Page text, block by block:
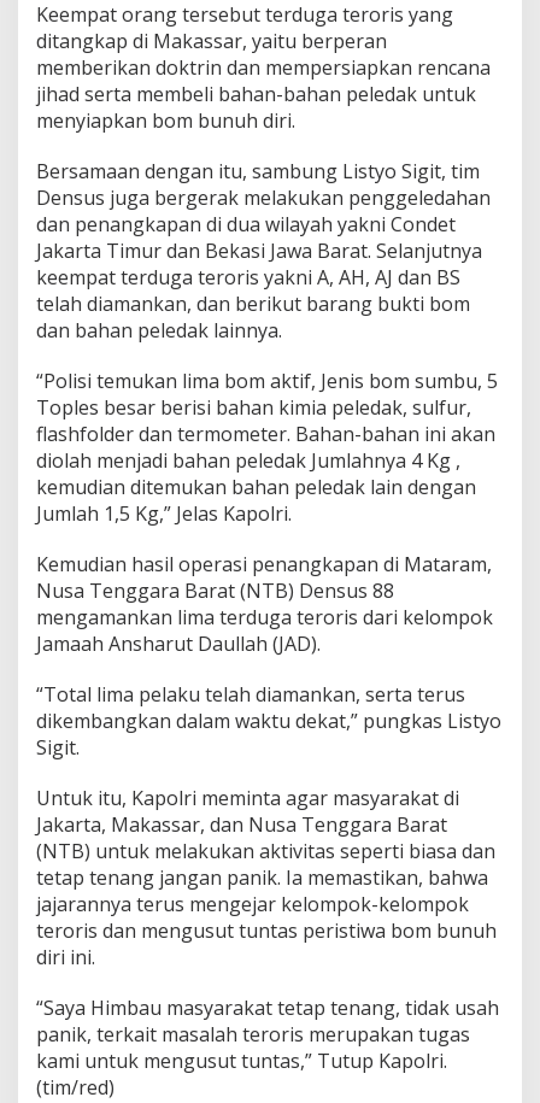
k
a
t
a
-
a
a
s
s
a
r
-
N
B
Keempat orang tersebut terduga teroris yang
ditangkap di Makassar, yaitu berperan
memberikan doktrin dan mempersiapkan rencana
jihad serta membeli bahan-bahan peledak untuk
menyiapkan bom bunuh diri.
Bersamaan dengan itu, sambung Listyo Sigit, tim
Densus juga bergerak melakukan penggeledahan
dan penangkapan di dua wilayah yakni Condet
Jakarta Timur dan Bekasi Jawa Barat. Selanjutnya
keempat terduga teroris yakni A, AH, AJ dan BS
telah diamankan, dan berikut barang bukti bom
dan bahan peledak lainnya.
“Polisi temukan lima bom aktif, Jenis bom sumbu, 5
Toples besar berisi bahan kimia peledak, sulfur,
flashfolder dan termometer. Bahan-bahan ini akan
diolah menjadi bahan peledak Jumlahnya 4 Kg ,
kemudian ditemukan bahan peledak lain dengan
Jumlah 1,5 Kg,” Jelas Kapolri.
Kemudian hasil operasi penangkapan di Mataram,
Nusa Tenggara Barat (NTB) Densus 88
mengamankan lima terduga teroris dari kelompok
Jamaah Ansharut Daullah (JAD).
“Total lima pelaku telah diamankan, serta terus
dikembangkan dalam waktu dekat,” pungkas Listyo
Sigit.
Untuk itu, Kapolri meminta agar masyarakat di
Jakarta, Makassar, dan Nusa Tenggara Barat
(NTB) untuk melakukan aktivitas seperti biasa dan
tetap tenang jangan panik. Ia memastikan, bahwa
jajarannya terus mengejar kelompok-kelompok
teroris dan mengusut tuntas peristiwa bom bunuh
diri ini.
“Saya Himbau masyarakat tetap tenang, tidak usah
panik, terkait masalah teroris merupakan tugas
kami untuk mengusut tuntas,” Tutup Kapolri.
(tim/red)